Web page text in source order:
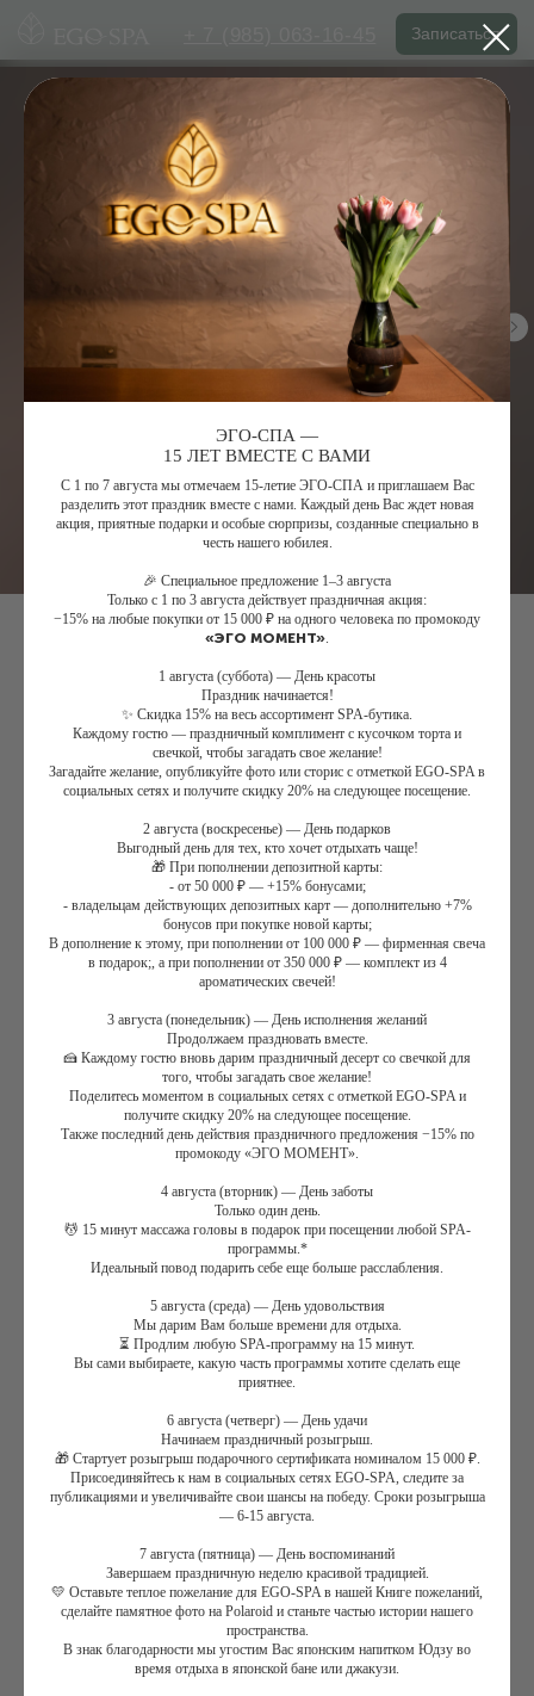
Сад Стихий для женщин
₽ 27 000 ₽
Будние/выходные/праздничные дни:
Дополнительное угощение:
Купить сертификат
«Сад стихий» сочетает в себе великолепие и ценные свойства двух
стихий земли и воды, очищая и наполняя тело и сознание
природными вибрациями жизненной энергии и восстановления:
Семена льна содержат большое количество фитоэстрогенов,
антиоксидантов, аминокислот, витаминов A, D, E, F, микро
и макро элементов, среди которых медь, магний, фосфор.
9 лекарственных растений: алтей, аир, петрушка, базилик,
девясил, можжевельник, полынь, элеутерококк, тимьян; бурые
водоросли фукус и ламинария обеспечивают мощное целебное
средства. Кембрийской голубая глина и черный тмин глубоко
очищают, дренируют способствуют регенерации кожи.
Энергия воды воплощена в морских дарах - минералы
кристаллов морской соли, водорослевые компоненты, которые
воздействуют на нервную систему снимая нервно-мышечное
напряжение, наполняя макро и минералами организм, укрепляя
тургор кожи и заряжая целительной стихией воды.
Спа-ритуал «Сад стихий» подобно травяной и морской ванне из
вашей кожей, укрепляет весь организм и приводит в гармонию
ваши мысли. Натуральные ингредиенты и ароматы помогут вам
отключиться от всего лишнего, снять напряжение, почувствовать
благость и единение с природой, восстановить силы.
ЭГО-СПА —
15 ЛЕТ ВМЕСТЕ С ВАМИ
С 1 по 7 августа мы отмечаем 15-летие ЭГО-СПА и приглашаем Вас
разделить этот праздник вместе с нами. Каждый день Вас ждет новая
акция, приятные подарки и особые сюрпризы, созданные специально в
честь нашего юбилея.
🎉 Специальное предложение 1–3 августа
Только с 1 по 3 августа действует праздничная акция:
−15% на любые покупки от 15 000 ₽ на одного человека по промокоду
«ЭГО МОМЕНТ»
1 августа (суббота) — День красоты
Праздник начинается!
✨ Скидка 15% на весь ассортимент SPA-бутика.
Каждому гостю — праздничный комплимент с кусочком торта и
свечкой, чтобы загадать свое желание!
Загадайте желание, опубликуйте фото или сторис с отметкой EGO-SPA в
социальных сетях и получите скидку 20% на следующее посещение.
2 августа (воскресенье) — День подарков
Выгодный день для тех, кто хочет отдыхать чаще!
🎁 При пополнении депозитной карты:
- от 50 000 ₽ — +15% бонусами;
- владельцам действующих депозитных карт — дополнительно +7%
бонусов при покупке новой карты;
В дополнение к этому, при пополнении от 100 000 ₽ — фирменная свеча
в подарок;, а при пополнении от 350 000 ₽ — комплект из 4
ароматических свечей!
3 августа (понедельник) — День исполнения желаний
Продолжаем праздновать вместе.
🍰 Каждому гостю вновь дарим праздничный десерт со свечкой для
того, чтобы загадать свое желание!
Поделитесь моментом в социальных сетях с отметкой EGO-SPA и
получите скидку 20% на следующее посещение.
Также последний день действия праздничного предложения −15% по
промокоду «ЭГО МОМЕНТ».
4 августа (вторник) — День заботы
Только один день.
💆 15 минут массажа головы в подарок при посещении любой SPA-
программы.*
Идеальный повод подарить себе еще больше расслабления.
5 августа (среда) — День удовольствия
Мы дарим Вам больше времени для отдыха.
⏳ Продлим любую SPA-программу на 15 минут.
Вы сами выбираете, какую часть программы хотите сделать еще
приятнее.
6 августа (четверг) — День удачи
Начинаем праздничный розыгрыш.
🎁 Стартует розыгрыш подарочного сертификата номиналом 15 000 ₽.
Присоединяйтесь к нам в социальных сетях EGO-SPA, следите за
публикациями и увеличивайте свои шансы на победу. Сроки розыгрыша
— 6-15 августа.
7 августа (пятница) — День воспоминаний
Завершаем праздничную неделю красивой традицией.
💛 Оставьте теплое пожелание для EGO-SPA в нашей Книге пожеланий,
сделайте памятное фото на Polaroid и станьте частью истории нашего
пространства.
В знак благодарности мы угостим Вас японским напитком Юдзу во
время отдыха в японской бане или джакузи.